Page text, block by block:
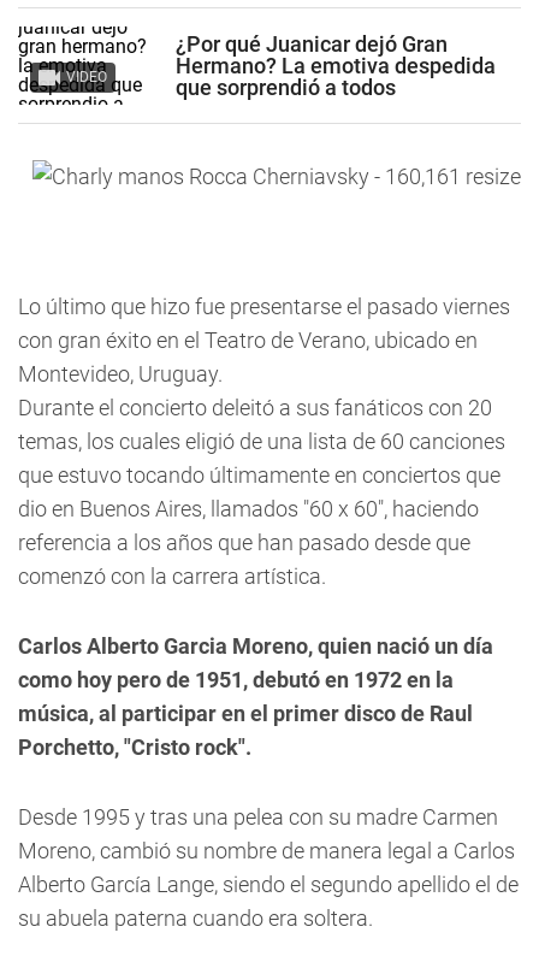
VIDEO
¿Por qué Juanicar dejó Gran
Hermano? La emotiva despedida
que sorprendió a todos
Lo último que hizo fue presentarse el pasado viernes
con gran éxito en el Teatro de Verano, ubicado en
Montevideo, Uruguay.
Durante el concierto deleitó a sus fanáticos con 20
temas, los cuales eligió de una lista de 60 canciones
que estuvo tocando últimamente en conciertos que
dio en Buenos Aires, llamados "60 x 60", haciendo
referencia a los años que han pasado desde que
comenzó con la carrera artística.
Carlos Alberto Garcia Moreno, quien nació un día
como hoy pero de 1951, debutó en 1972 en la
música, al participar en el primer disco de Raul
Porchetto, "Cristo rock".
Desde 1995 y tras una pelea con su madre Carmen
Moreno, cambió su nombre de manera legal a Carlos
Alberto García Lange, siendo el segundo apellido el de
su abuela paterna cuando era soltera.